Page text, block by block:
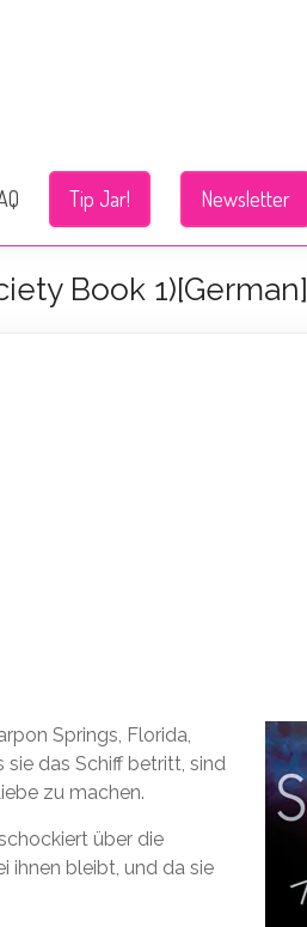
Tip Jar! Newsletter
Book 1)[German]
Springs, Florida,
das Schiff betritt, sind
zu machen.
über die
ihnen bleibt, und da sie